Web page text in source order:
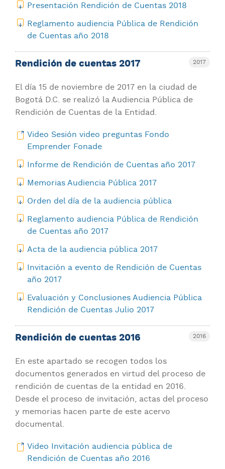
Presentación Rendición de Cuentas 2018
Reglamento audiencia Pública de Rendición
de Cuentas año 2018
2017
Rendición de cuentas 2017
El día 15 de noviembre de 2017 en la ciudad de
Bogotá D.C. se realizó la Audiencia Pública de
Rendición de Cuentas de la Entidad.
Video Sesión video preguntas Fondo
Emprender Fonade
Informe de Rendición de Cuentas año 2017
Memorias Audiencia Pública 2017
Orden del día de la audiencia pública
Reglamento audiencia Pública de Rendición
de Cuentas año 2017
Acta de la audiencia pública 2017
Invitación a evento de Rendición de Cuentas
año 2017
Evaluación y Conclusiones Audiencia Pública
Rendición de Cuentas Julio 2017
2016
Rendición de cuentas 2016
En este apartado se recogen todos los
documentos generados en virtud del proceso de
rendición de cuentas de la entidad en 2016.
Desde el proceso de invitación, actas del proceso
y memorias hacen parte de este acervo
documental.
Video Invitación audiencia pública de
Rendición de Cuentas año 2016